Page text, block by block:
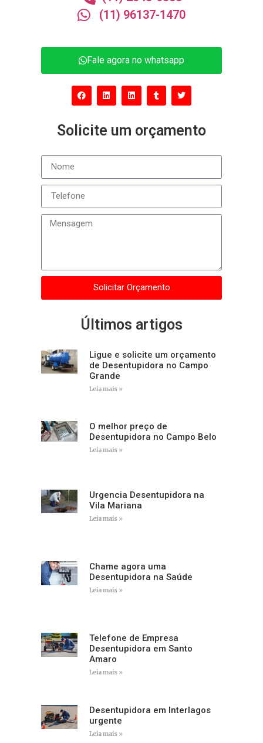
(11) 96137-1470
Fale agora no whatsapp
Solicite um orçamento
Solicitar Orçamento
Últimos artigos
Ligue e solicite um orçamento
de Desentupidora no Campo
Grande
Leia mais »
O melhor preço de
Desentupidora no Campo Belo
Leia mais »
Urgencia Desentupidora na
Vila Mariana
Leia mais »
Chame agora uma
Desentupidora na Saúde
Leia mais »
Telefone de Empresa
Desentupidora em Santo
Amaro
Leia mais »
Desentupidora em Interlagos
urgente
Leia mais »